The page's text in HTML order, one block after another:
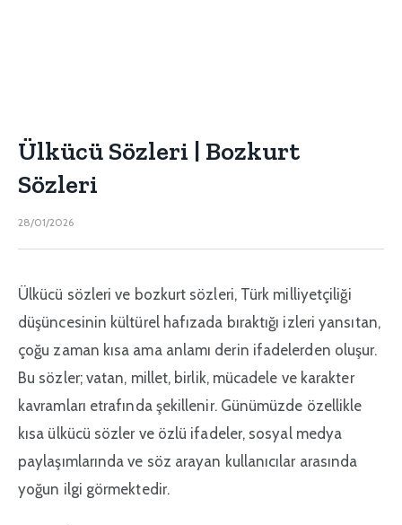
Ülkücü Sözleri | Bozkurt
Sözleri
28/01/2026
Ülkücü sözleri ve bozkurt sözleri, Türk milliyetçiliği
düşüncesinin kültürel hafızada bıraktığı izleri yansıtan,
çoğu zaman kısa ama anlamı derin ifadelerden oluşur.
Bu sözler; vatan, millet, birlik, mücadele ve karakter
kavramları etrafında şekillenir. Günümüzde özellikle
kısa ülkücü sözler ve özlü ifadeler, sosyal medya
paylaşımlarında ve söz arayan kullanıcılar arasında
yoğun ilgi görmektedir.